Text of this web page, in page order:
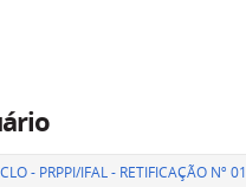
- PRPPI/IFAL - RETIFICAÇÃO Nº 01